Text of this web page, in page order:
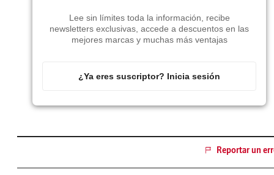
Lee sin límites toda la información, recibe
newsletters exclusivas, accede a descuentos en las
mejores marcas y muchas más ventajas
¿Ya eres suscriptor? Inicia sesión
Reportar un